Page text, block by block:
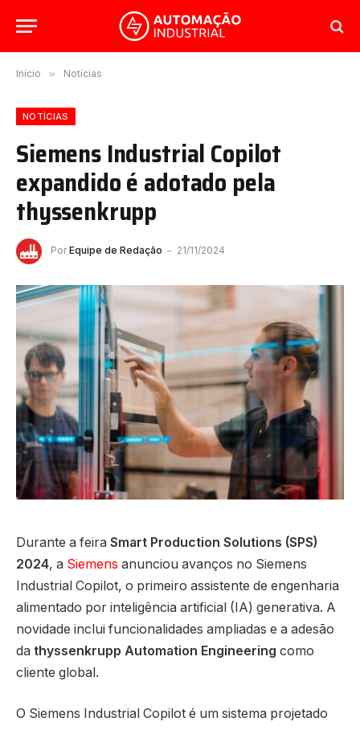
Início » Notícias
NOTÍCIAS
Siemens Industrial Copilot
expandido é adotado pela
thyssenkrupp
Por Equipe de Redação 21/11/2024
Durante a feira Smart Production Solutions (SPS)
2024, a Siemens anunciou avanços no Siemens
Industrial Copilot, o primeiro assistente de engenharia
alimentado por inteligência artificial (IA) generativa. A
novidade inclui funcionalidades ampliadas e a adesão
da thyssenkrupp Automation Engineering como
cliente global.
O Siemens Industrial Copilot é um sistema projetado